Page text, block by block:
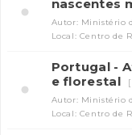
nascentes
Autor: Ministério
Local: Centro de
Portugal -
e florestal
Autor: Ministério
Local: Centro de